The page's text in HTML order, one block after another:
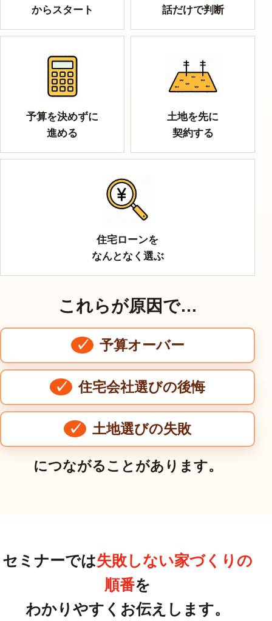
からスタート
話だけで判断
予算を決めずに
進める
土地を先に
契約する
住宅ローンを
なんとなく選ぶ
これらが原因で…
予算オーバー
住宅会社選びの後悔
土地選びの失敗
につながることがあります。
セミナーでは失敗しない家づくりの
順番を
わかりやすくお伝えします。